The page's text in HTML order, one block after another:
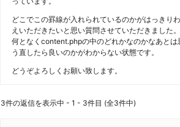
どこでこの罫線が入れられているのかがはっきり
えいただきたいと思い質問させていただきました。
何となくcontent.phpの中のどれかなのかなあとは
う直したら良いのかがわからない状態です。
どうぞよろしくお願い致します。
3件の返信を表示中 - 1 - 3件目 (全3件中)